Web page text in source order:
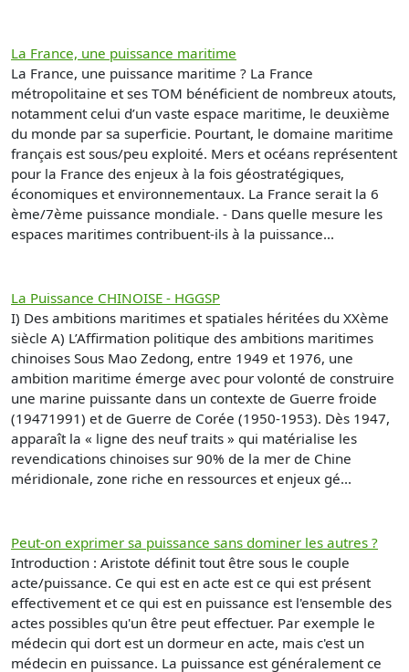
La France, une puissance maritime
La France, une puissance maritime ? La France
métropolitaine et ses TOM bénéficient de nombreux atouts,
notamment celui d’un vaste espace maritime, le deuxième
du monde par sa superficie. Pourtant, le domaine maritime
français est sous/peu exploité. Mers et océans représentent
pour la France des enjeux à la fois géostratégiques,
économiques et environnementaux. La France serait la 6
ème/7ème puissance mondiale. - Dans quelle mesure les
espaces maritimes contribuent-ils à la puissance...
La Puissance CHINOISE - HGGSP
I) Des ambitions maritimes et spatiales héritées du XXème
siècle A) L’Affirmation politique des ambitions maritimes
chinoises Sous Mao Zedong, entre 1949 et 1976, une
ambition maritime émerge avec pour volonté de construire
une marine puissante dans un contexte de Guerre froide
(19471991) et de Guerre de Corée (1950-1953). Dès 1947,
apparaît la « ligne des neuf traits » qui matérialise les
revendications chinoises sur 90% de la mer de Chine
méridionale, zone riche en ressources et enjeux gé...
Peut-on exprimer sa puissance sans dominer les autres ?
Introduction : Aristote définit tout être sous le couple
acte/puissance. Ce qui est en acte est ce qui est présent
effectivement et ce qui est en puissance est l'ensemble des
actes possibles qu'un être peut effectuer. Par exemple le
médecin qui dort est un dormeur en acte, mais c'est un
médecin en puissance. La puissance est généralement ce